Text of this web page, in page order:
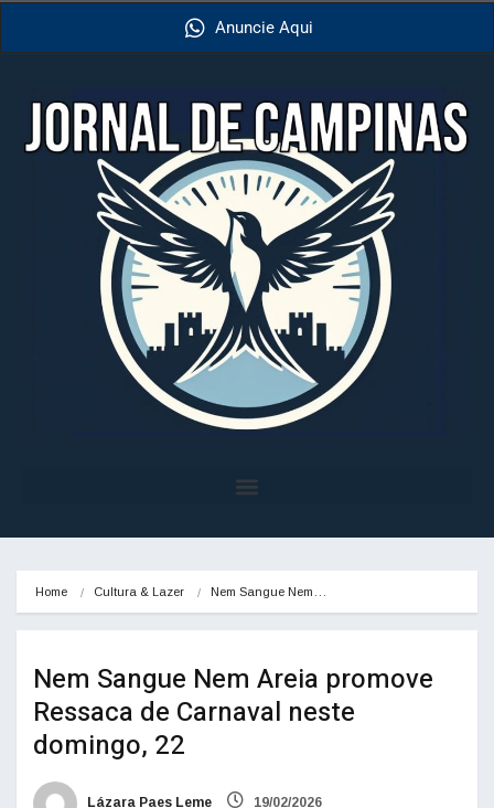
Anuncie Aqui
Home Cultura & Lazer Nem Sangue Nem…
Nem Sangue Nem Areia promove
Ressaca de Carnaval neste
domingo, 22
Lázara Paes Leme 19/02/2026